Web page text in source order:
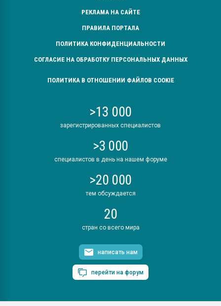
РЕКЛАМА НА САЙТЕ
ПРАВИЛА ПОРТАЛА
ПОЛИТИКА КОНФИДЕНЦИАЛЬНОСТИ
СОГЛАСИЕ НА ОБРАБОТКУ ПЕРСОНАЛЬНЫХ ДАННЫХ
ПОЛИТИКА В ОТНОШЕНИИ ФАЙЛОВ COOKIE
>13 000
зарегистрированных специалистов
>3 000
специалистов в день на нашем форуме
>20 000
тем обсуждается
20
стран со всего мира
написать нам
перейти на форум